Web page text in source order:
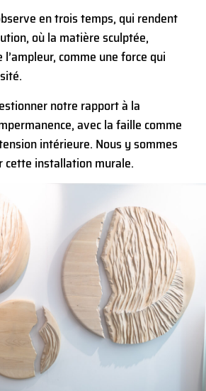
en trois temps, qui rendent
où la matière sculptée,
comme une force qui
notre rapport à la
avec la faille comme
intérieure. Nous y sommes
cette installation murale.